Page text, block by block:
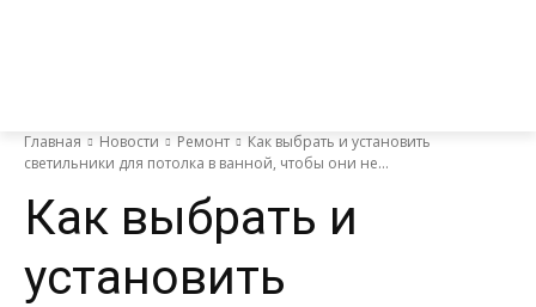
Главная Новости Ремонт
Как выбрать и установить
светильники для потолка в ванной, чтобы они не...
Как выбрать и
установить